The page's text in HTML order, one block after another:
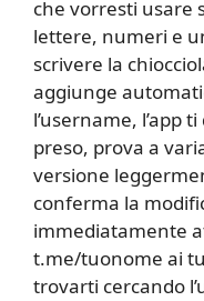
che vorresti usare
lettere, numeri e
scrivere la
aggiunge
l’username, l’app
preso, prova a
versione
conferma la
immediatamente
t.me/tuonome ai
trovarti cercando